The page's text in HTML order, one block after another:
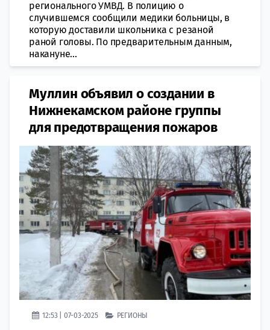
регионального УМВД. В полицию о
случившемся сообщили медики больницы, в
которую доставили школьника с резаной
раной головы. По предварительным данным,
накануне...
Муллин объявил о создании в
Нижнекамском районе группы
для предотвращения пожаров
12:53 | 07-03-2025 РЕГИОНЫ